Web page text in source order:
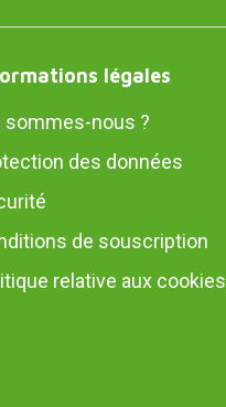
légales
sommes-nous ?
des données
de souscription
relative aux cookies